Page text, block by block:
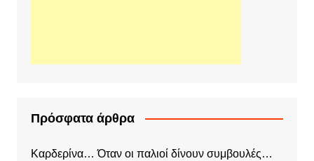
Πρόσφατα άρθρα
Καρδερίνα… Όταν οι παλιοί δίνουν συμβουλές…